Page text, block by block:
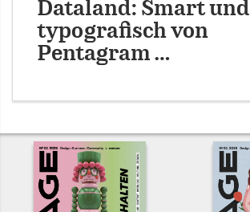
Dataland: Smart und
typografisch von
Pentagram …